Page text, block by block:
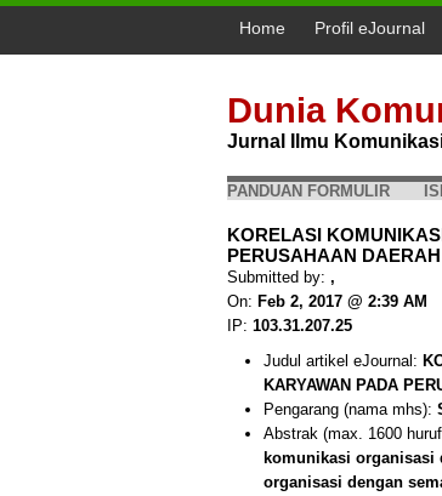
Home Profil eJournal
Dunia
Jurnal Ilmu
PANDUAN FORMULIR
KORELASI
PERUSAHAAN
Submitted by: ,
On: Feb 2, 2017 @ 2:39 AM
IP: 103.31.207.25
Judul artikel eJournal:
KARYAWAN PADA
Pengarang (nama mhs):
Abstrak (max. 1600
komunikasi organisasi
organisasi dengan